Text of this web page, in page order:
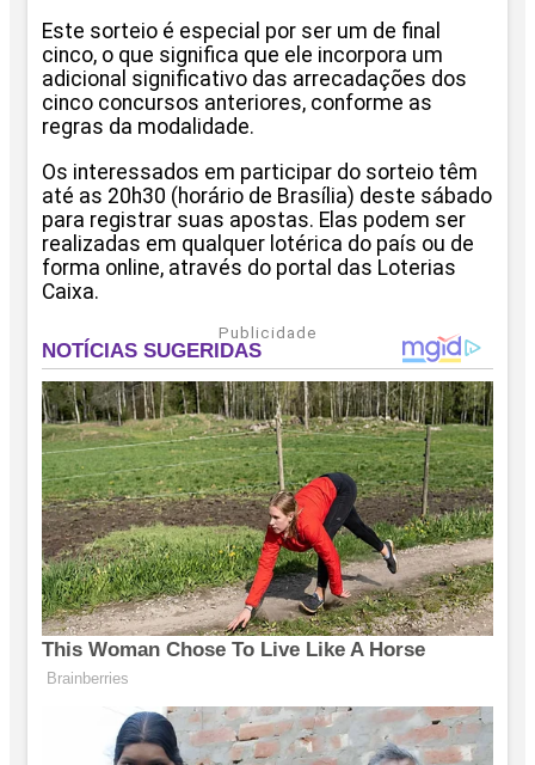
Este sorteio é especial por ser um de final
cinco, o que significa que ele incorpora um
adicional significativo das arrecadações dos
cinco concursos anteriores, conforme as
regras da modalidade.
Os interessados em participar do sorteio têm
até as 20h30 (horário de Brasília) deste sábado
para registrar suas apostas. Elas podem ser
realizadas em qualquer lotérica do país ou de
forma online, através do portal das Loterias
Caixa.
Publicidade